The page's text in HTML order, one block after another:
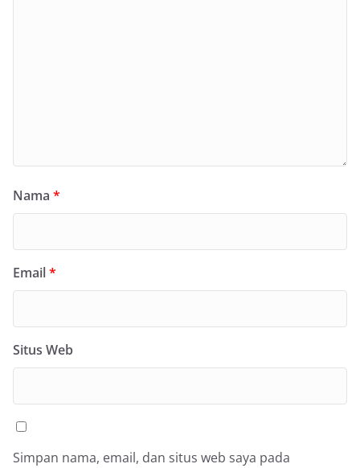
Nama *
Email*
Situs Web
Simpan nama, email, dan situs web saya pada